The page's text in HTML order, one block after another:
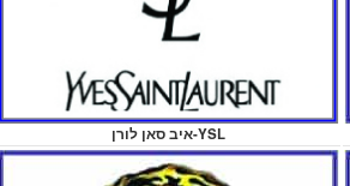
איב סאן לורן-YSL